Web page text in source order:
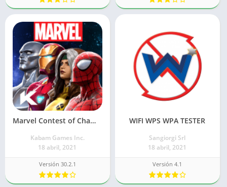
Marvel Contest of Champions
Kabam Games Inc.
18 abril, 2021
Versión 30.2.1
WIFI WPS WPA TESTER
Sangiorgi Srl
18 abril, 2021
Versión 4.1